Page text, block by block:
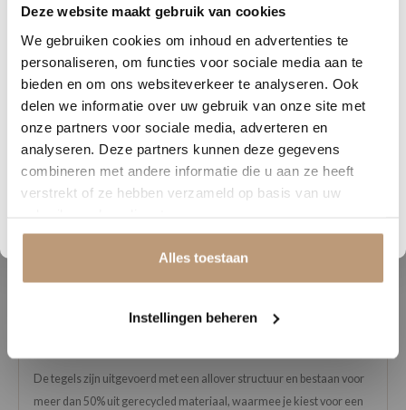
1
DAGEN
20
UREN
35
MINUTEN
49
SECONDEN
Nu tijdelijk 10% korting op
jouw vloer
Vraag snel een offerte aan en bespaar direct.
Bekijk plak PVC vloeren
Deze website maakt gebruik van cookies
We gebruiken cookies om inhoud en advertenties te
personaliseren, om functies voor sociale media aan te
bieden en om ons websiteverkeer te analyseren. Ook
delen we informatie over uw gebruik van onze site met
onze partners voor sociale media, adverteren en
analyseren. Deze partners kunnen deze gegevens
combineren met andere informatie die u aan ze heeft
verstrekt of ze hebben verzameld op basis van uw
Alles toestaan
Instellingen beheren
★★★★★
Snelle levering, mooie vloer en goed advies!
Bekijk alle reviews op Google →
Beschrijving
blijven ze stevig op hun plek liggen. Perfect voor situaties waarin een
De tegels zijn uitgevoerd met een allover structuur en bestaan voor
meer dan 50% uit gerecycled materiaal, waarmee je kiest voor een